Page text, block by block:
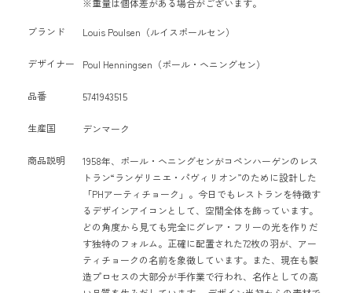
ブランド Louis Poulsen（ルイスポールセン）
デザイナー Poul Henningsen（ポール・ヘニングセン）
品番 5741943515
生産国 デンマーク
商品説明
1958年、ポール・ヘニングセンがコペンハーゲンのレス
トラン“ランゲリニエ・パヴィリオン”のために設計した
「PHアーティチョーク」。今日でもレストランを特徴す
るデザインアイコンとして、空間全体を飾っています。
どの角度から見ても完全にグレア・フリーの光を作りだ
す独特のフォルム。正確に配置された72枚の羽が、アー
ティチョークの名前を象徴しています。また、現在も製
造プロセスの大部分が手作業で行われ、名作としての高